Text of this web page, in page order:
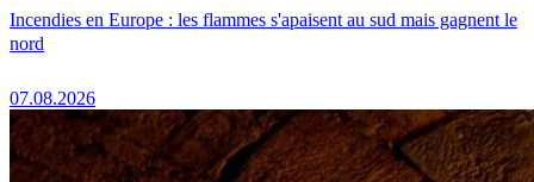
Incendies en Europe : les flammes s'apaisent au sud mais gagnent le
nord
07.08.2026